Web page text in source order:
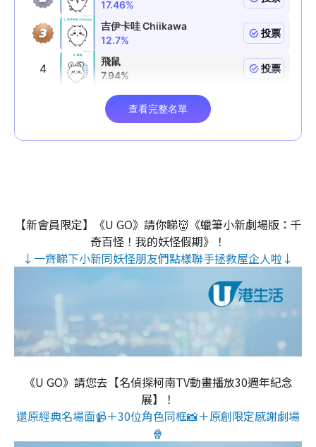
【新會員限定】《U GO》請你睇👹《蠟筆小新劇場版：千
奇百怪！我的妖怪假期》！
↓一齊睇下小新同妖怪朋友們點樣聯手拯救屋企人啦↓
《U GO》請您去【名偵探柯南TV動畫播放30週年紀念
展】！
還原經典名場面📹＋30位角色同框📸＋原創限定感謝劇場
🍿